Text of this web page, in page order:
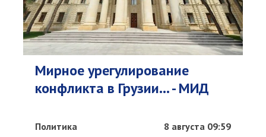
Мирное урегулирование
конфликта в Грузии... - МИД
Политика 8 августа 09:59